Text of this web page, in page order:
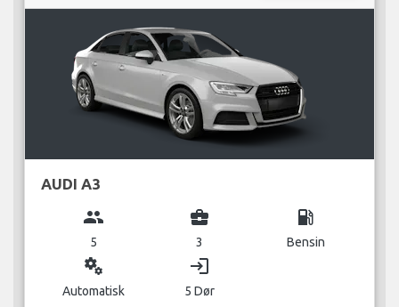
AUDI A3
group
5
business_center
3
local_gas_station
Bensin
miscellaneous_services
Automatisk
login
5 Dør